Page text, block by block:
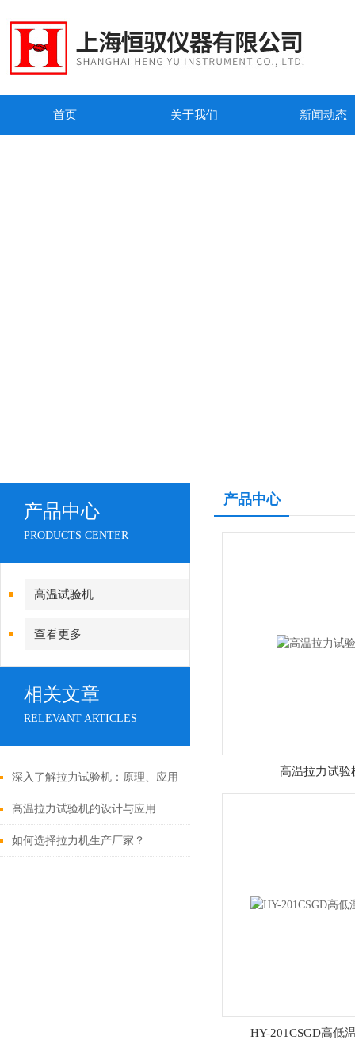
首页 关于我们 新闻动态
产品中心
PRODUCTS CENTER
高温试验机
查看更多
相关文章
RELEVANT ARTICLES
深入了解拉力试验机：原理、应用
与未来发展
高温拉力试验机的设计与应用
如何选择拉力机生产厂家？
产品中心
高温拉力试验
HY-201CSGD高低